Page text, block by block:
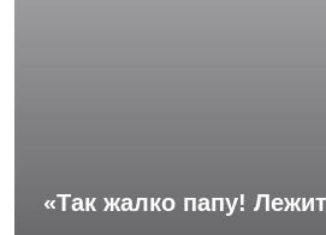
«Так жалко папу!